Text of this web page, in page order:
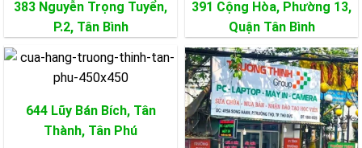
383 Nguyễn Trọng Tuyển,
P.2, Tân Bình
391 Cộng Hòa, Phường 13,
Quận Tân Bình
644 Lũy Bán Bích, Tân
Thành, Tân Phú